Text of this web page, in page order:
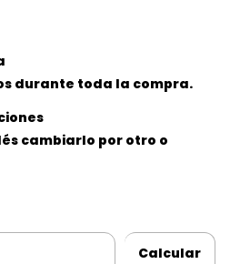
durante toda la compra.
cambiarlo por otro o
Calcular